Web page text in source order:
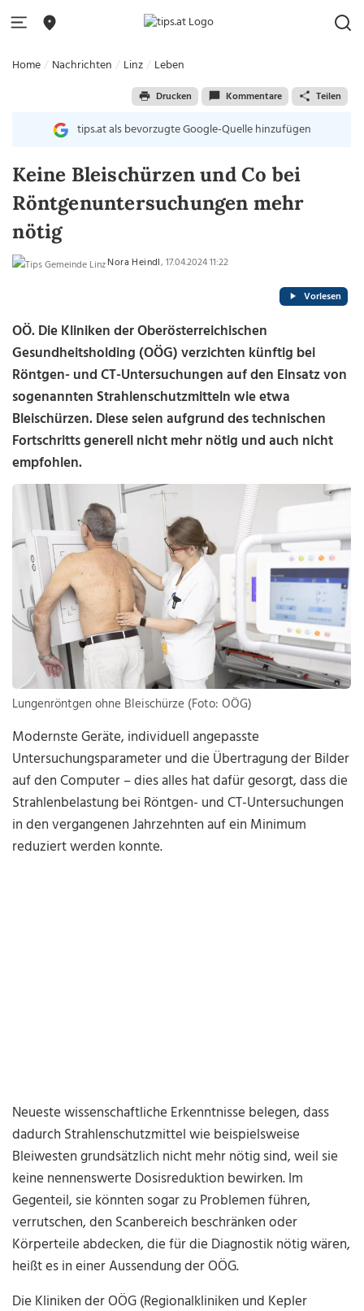
Home Nachrichten Linz Leben
Drucken Kommentare Teilen
tips.at als bevorzugte Google-Quelle hinzufügen
Keine Bleischürzen und Co bei
Röntgenuntersuchungen mehr
nötig
Nora Heindl, 17.04.2024 11:22
Vorlesen
OÖ. Die Kliniken der Oberösterreichischen
Gesundheitsholding (OÖG) verzichten künftig bei
Röntgen- und CT-Untersuchungen auf den Einsatz von
sogenannten Strahlenschutzmitteln wie etwa
Bleischürzen. Diese seien aufgrund des technischen
Fortschritts generell nicht mehr nötig und auch nicht
empfohlen.
Lungenröntgen ohne Bleischürze (Foto: OÖG)
Modernste Geräte, individuell angepasste
Untersuchungsparameter und die Übertragung der Bilder
auf den Computer – dies alles hat dafür gesorgt, dass die
Strahlenbelastung bei Röntgen- und CT-Untersuchungen
in den vergangenen Jahrzehnten auf ein Minimum
reduziert werden konnte.
Neueste wissenschaftliche Erkenntnisse belegen, dass
dadurch Strahlenschutzmittel wie beispielsweise
Bleiwesten grundsätzlich nicht mehr nötig sind, weil sie
keine nennenswerte Dosisreduktion bewirken. Im
Gegenteil, sie könnten sogar zu Problemen führen,
verrutschen, den Scanbereich beschränken oder
Körperteile abdecken, die für die Diagnostik nötig wären,
heißt es in einer Aussendung der OÖG.
Die Kliniken der OÖG (Regionalkliniken und Kepler